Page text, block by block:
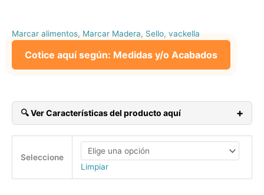
Marcar alimentos, Marcar Madera, Sello, vackella
Cotice aquí según: Medidas y/o Acabados
🔍 Ver Características del producto aquí +
Envío Gratis a toda Colombia continental.
Diseño Gratis (limitado) Aplican TyC.
Tiempo de Producción: 4 días promedio. Aplican TyC.
Seleccione
Limpiar